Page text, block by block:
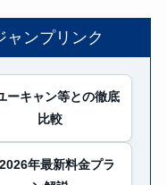
ャンプリンク
ーキャン等との徹底
比較
年最新料金プラ